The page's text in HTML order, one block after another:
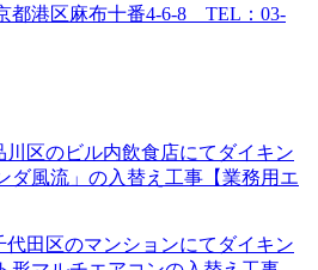
都港区麻布十番4-6-8 TEL：03-
川区のビル内飲食店にてダイキン
ダ風流」の入替え工事【業務用エ
代田区のマンションにてダイキン